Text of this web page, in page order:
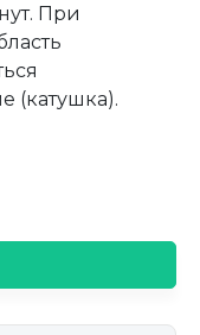
При
(катушка).